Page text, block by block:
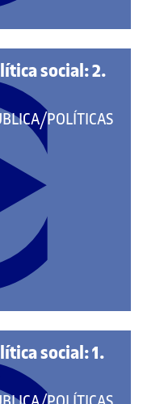
social: 2.
POLÍTICAS
social: 1.